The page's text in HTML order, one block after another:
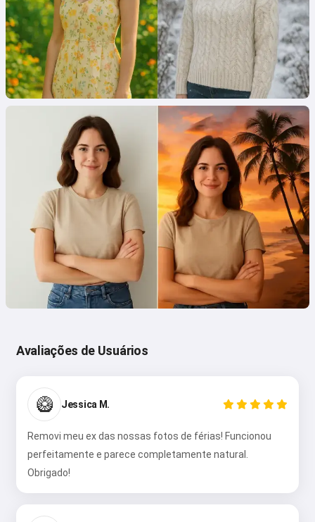
Avaliações de Usuários
🥝 Jessica M.
Removi meu ex das nossas fotos de férias! Funcionou
perfeitamente e parece completamente natural.
Obrigado!